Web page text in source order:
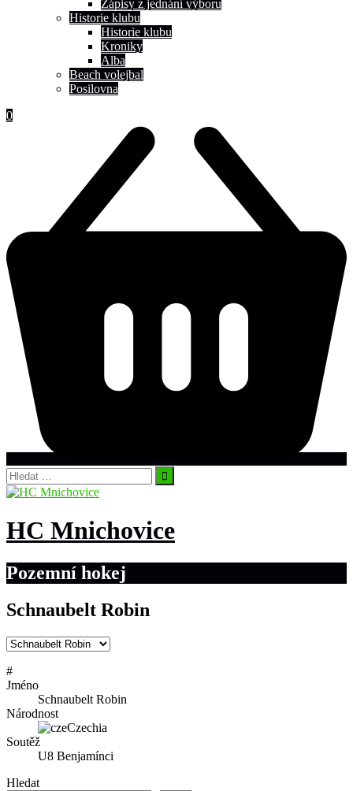
Zápisy z jednání výboru
Historie klubu
Historie klubu
Kroniky
Alba
Beach volejbal
Posilovna
0
Vyhledávání
HC Mnichovice
Pozemní hokej
Schnaubelt Robin
#
Jméno
Schnaubelt Robin
Národnost
Czechia
Soutěž
U8 Benjamínci
Hledat